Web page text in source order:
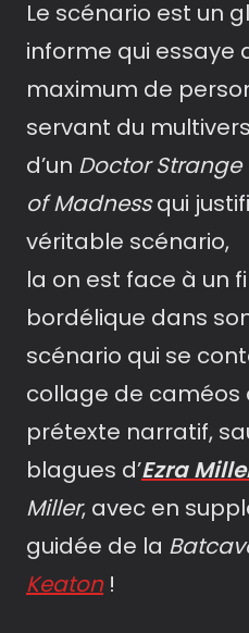
Le scénario est un
informe qui essaye
maximum de
servant du
d’un Doctor
of Madnessqui
véritable scénario,
la on est face à un
bordélique dans
scénario qui se
collage de caméos
prétexte narratif,
blagues d’Ezra
Miller, avec en
guidée de la
Keaton!